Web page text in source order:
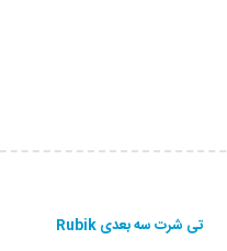
تی شرت سه بعدی Rubik